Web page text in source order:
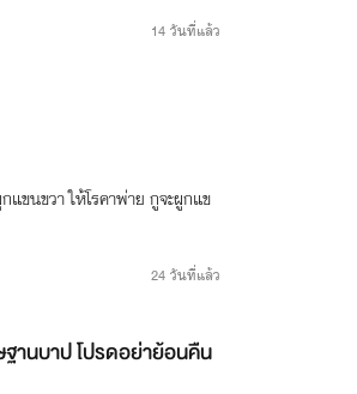
14 วันที่แล้ว
ขนขวา ให้โรคาพ่าย กูจะผูกแข
24 วันที่แล้ว
านบาป โปรดอย่าย้อนคืน